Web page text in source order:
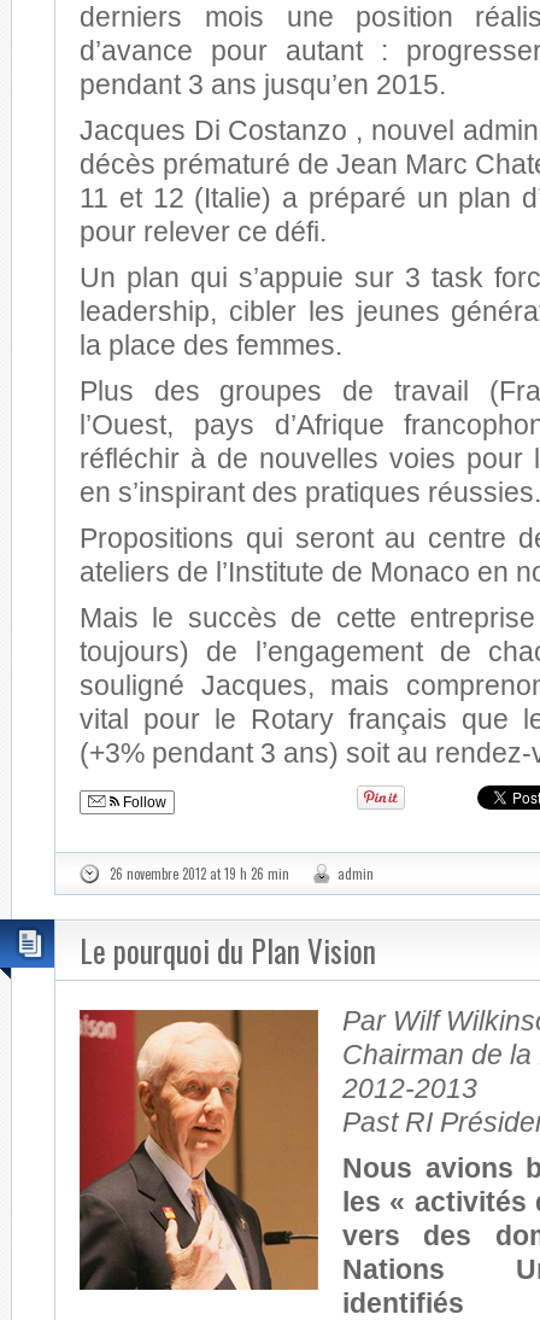
derniers mois une position
d’avance pour autant :
pendant 3 ans jusqu’en 2015.
Jacques Di Costanzo , nouvel
décès prématuré de Jean Marc
11 et 12 (Italie) a préparé un plan
pour relever ce défi.
Un plan qui s’appuie sur 3 task
leadership, cibler les jeunes
la place des femmes.
Plus des groupes de travail
l’Ouest, pays d’Afrique
réfléchir à de nouvelles voies pour
en s’inspirant des pratiques réussies.
Propositions qui seront au centre
ateliers de l’Institute de Monaco en
Mais le succès de cette
toujours) de l’engagement de
souligné Jacques, mais
vital pour le Rotary français que
(+3% pendant 3 ans) soit au rendez-
Follow
26 novembre 2012 at 19 h 26 min admin
Le pourquoi du Plan Vision
Par Wilf
Chairman de
2012-2013
Past RI
Nous avions
les « activités
vers des
Nations